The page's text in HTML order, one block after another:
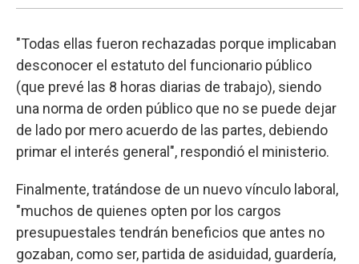
"Todas ellas fueron rechazadas porque implicaban
desconocer el estatuto del funcionario público
(que prevé las 8 horas diarias de trabajo), siendo
una norma de orden público que no se puede dejar
de lado por mero acuerdo de las partes, debiendo
primar el interés general", respondió el ministerio.
Finalmente, tratándose de un nuevo vínculo laboral,
"muchos de quienes opten por los cargos
presupuestales tendrán beneficios que antes no
gozaban, como ser, partida de asiduidad, guardería,